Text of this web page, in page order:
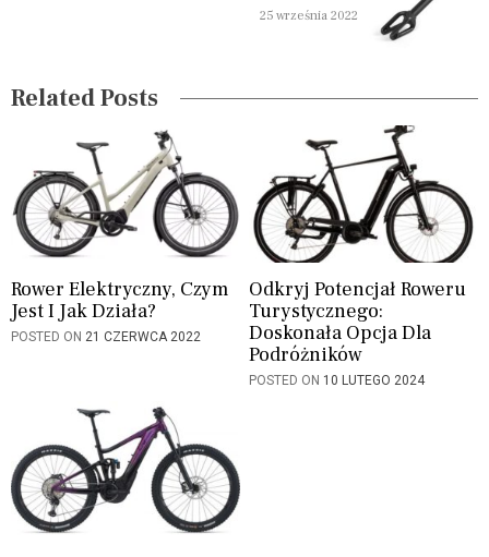
g
i
o
n
25 września 2022
Related Posts
Rower Elektryczny, Czym
Jest I Jak Działa?
POSTED ON 21 CZERWCA 2022
Odkryj Potencjał Roweru
Turystycznego:
Doskonała Opcja Dla
Podróżników
POSTED ON 10 LUTEGO 2024